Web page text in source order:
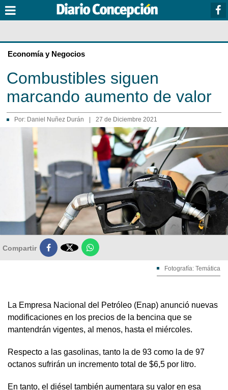
Economía y Negocios
Combustibles siguen
marcando aumento de valor
Por: Daniel Nuñez Durán 27 de Diciembre 2021
Compartir 
Fotografía: Temática
La Empresa Nacional del Petróleo (Enap) anunció nuevas
modificaciones en los precios de la bencina que se
mantendrán vigentes, al menos, hasta el miércoles.
Respecto a las gasolinas, tanto la de 93 como la de 97
octanos sufrirán un incremento total de $6,5 por litro.
En tanto, el diésel también aumentara su valor en esa